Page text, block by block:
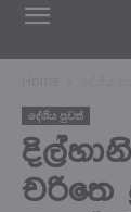
දේශිය පුවත්
චරිතෙ